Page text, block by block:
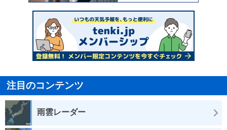
注目のコンテンツ
雨雲レーダー